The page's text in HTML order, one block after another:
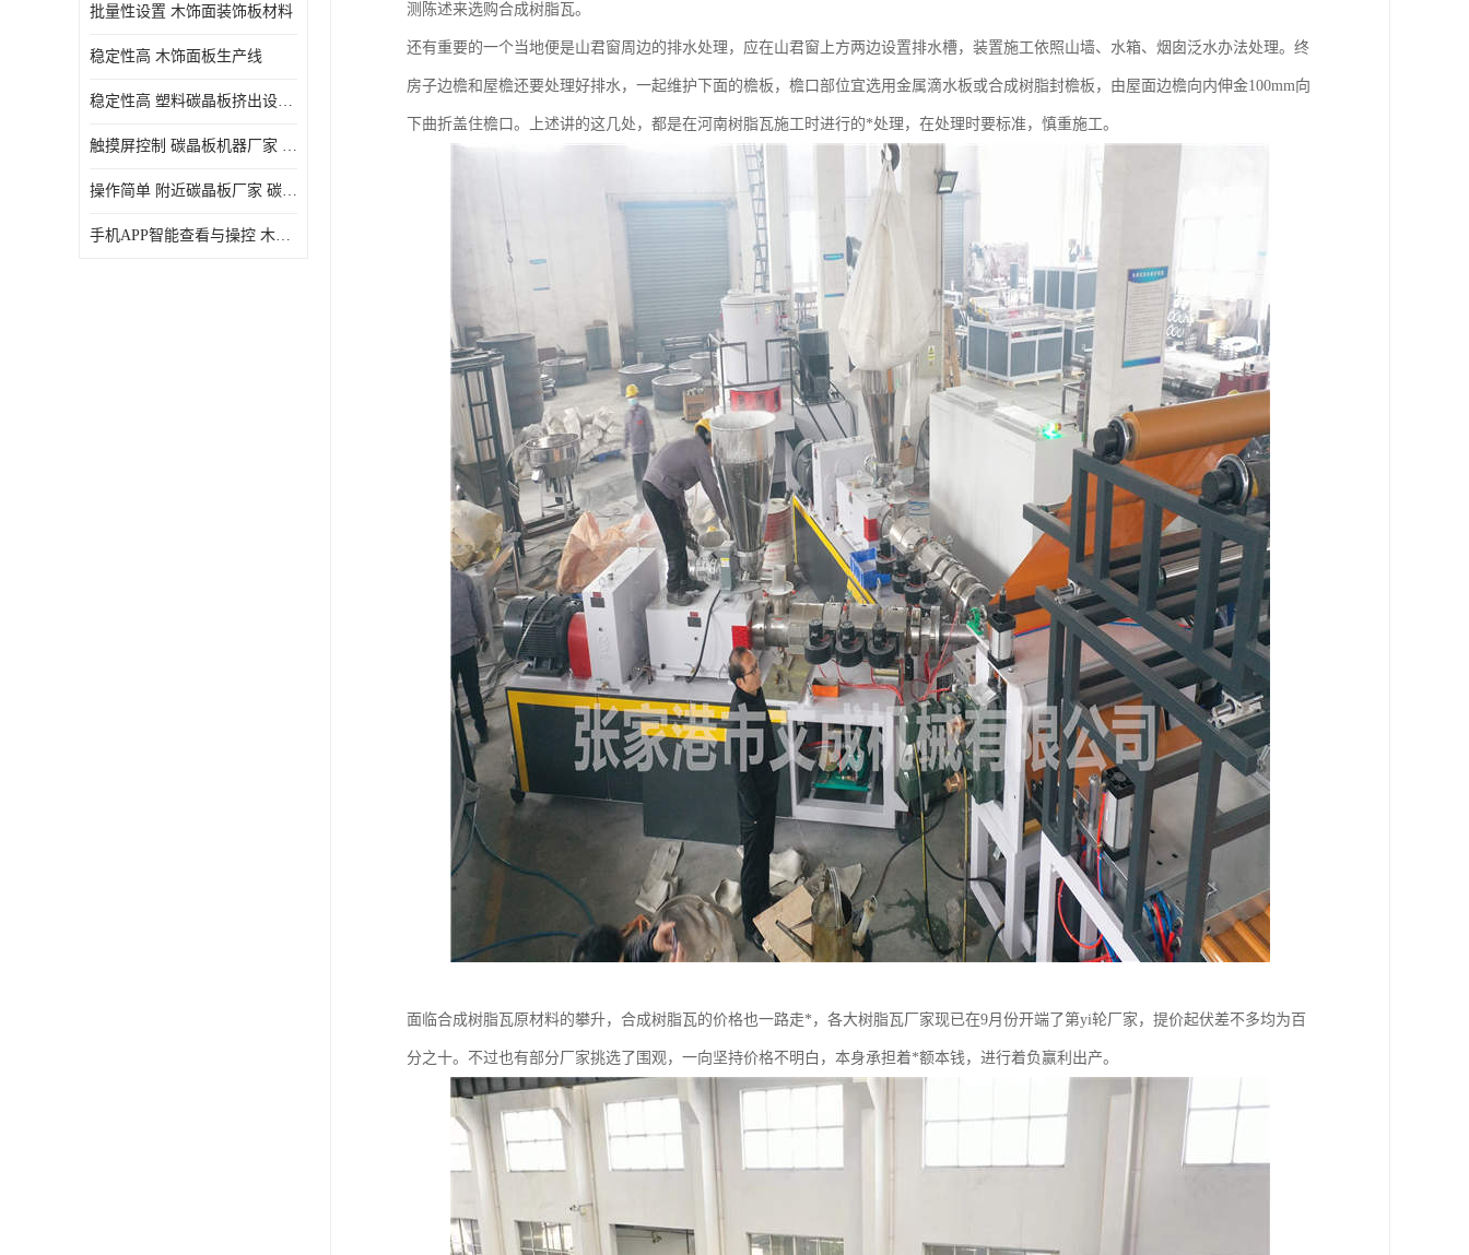
批量性设置 木饰面装饰板材料
稳定性高 木饰面板生产线
稳定性高 塑料碳晶板挤出设备 碳晶板设备
触摸屏控制 碳晶板机器厂家 碳晶板全屋装修的利和弊
操作简单 附近碳晶板厂家 碳晶板机器厂家
手机APP智能查看与操控 木饰面板机器
测陈述来选购合成树脂瓦。
还有重要的一个当地便是山君窗周边的排水处理，应在山君窗上方两边设置排水槽，装置施工依照山墙、水箱、烟囱泛水办法处理。终
房子边檐和屋檐还要处理好排水，一起维护下面的檐板，檐口部位宜选用金属滴水板或合成树脂封檐板，由屋面边檐向内伸金100mm向
下曲折盖住檐口。上述讲的这几处，都是在河南树脂瓦施工时进行的*处理，在处理时要标准，慎重施工。
面临合成树脂瓦原材料的攀升，合成树脂瓦的价格也一路走*，各大树脂瓦厂家现已在9月份开端了第yi轮厂家，提价起伏差不多均为百
分之十。不过也有部分厂家挑选了围观，一向坚持价格不明白，本身承担着*额本钱，进行着负赢利出产。